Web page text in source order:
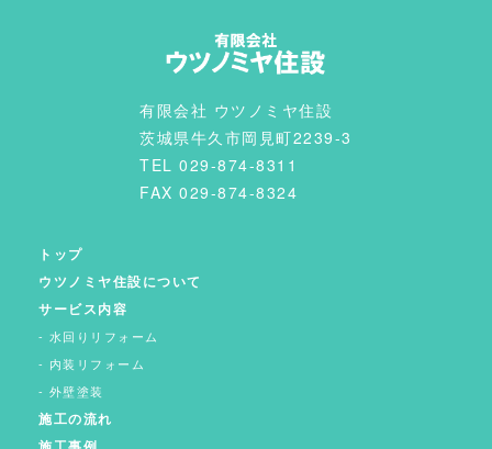
有限会社 ウツノミヤ住設
茨城県牛久市岡見町2239-3
TEL 029-874-8311
FAX 029-874-8324
トップ
ウツノミヤ住設について
サービス内容
水回りリフォーム
内装リフォーム
外壁塗装
施工の流れ